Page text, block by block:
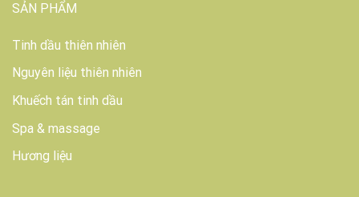
SẢN PHẨM
Tinh dầu thiên nhiên
Nguyên liệu thiên nhiên
Khuếch tán tinh dầu
Spa & massage
Hương liệu